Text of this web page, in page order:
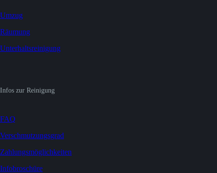
Umzug
Räumung
Unterhaltsreinigung
Infos zur Reinigung
FAQ
Verschmutzungsgrad
Zahlungsmöglichkeiten
Infobroschüre